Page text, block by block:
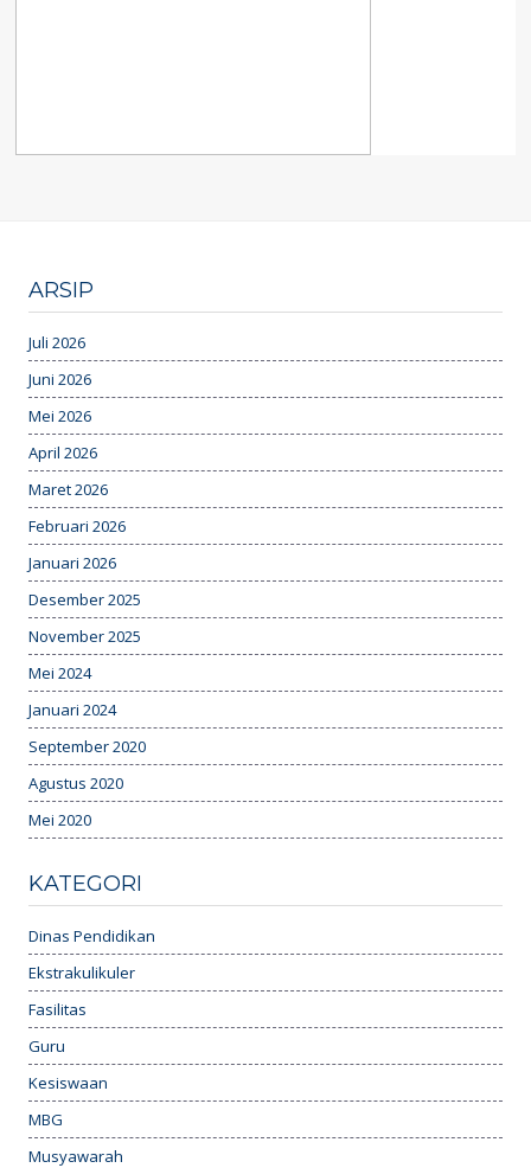
ARSIP
Juli 2026
Juni 2026
Mei 2026
April 2026
Maret 2026
Februari 2026
Januari 2026
Desember 2025
November 2025
Mei 2024
Januari 2024
September 2020
Agustus 2020
Mei 2020
KATEGORI
Dinas Pendidikan
Ekstrakulikuler
Fasilitas
Guru
Kesiswaan
MBG
Musyawarah